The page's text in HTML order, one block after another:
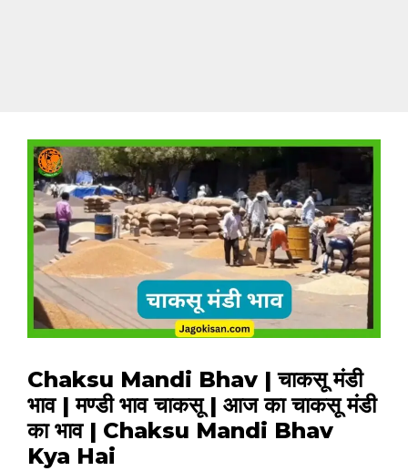
Chaksu Mandi Bhav | चाकसू मंडी
भाव | मण्डी भाव चाकसू | आज का चाकसू मंडी
का भाव | Chaksu Mandi Bhav
Kya Hai